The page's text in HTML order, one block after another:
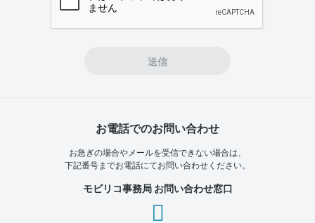
送信
お電話でのお問い合わせ
お急ぎの場合やメールを受信できない場合は、
下記番号までお電話にてお問い合わせください。
モビリコ事務局 お問い合わせ窓口